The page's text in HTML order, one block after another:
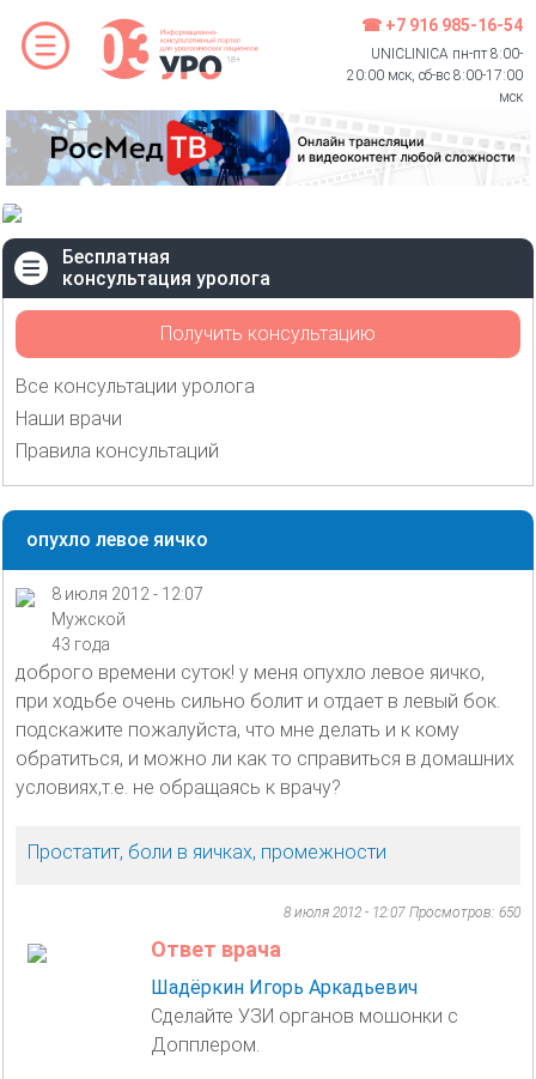
☎ +7 916 985-16-54
UNICLINICA пн-пт 8:00-
20:00 мск, сб-вс 8:00-17:00
мск
Бесплатная
консультация уролога
Получить консультацию
Все консультации уролога
Наши врачи
Правила консультаций
опухло левое яичко
8 июля 2012 - 12:07
Мужской
43 года
доброго времени суток! у меня опухло левое яичко,
при ходьбе очень сильно болит и отдает в левый бок.
подскажите пожалуйста, что мне делать и к кому
обратиться, и можно ли как то справиться в домашних
условиях,т.е. не обращаясь к врачу?
Простатит, боли в яичках, промежности
8 июля 2012 - 12:07 Просмотров: 650
Ответ врача
Шадёркин Игорь Аркадьевич
Сделайте УЗИ органов мошонки с
Допплером.